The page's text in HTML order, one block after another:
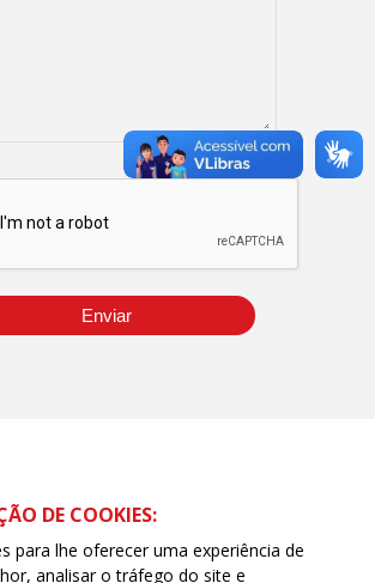
Enviar
DE COOKIES:
para lhe oferecer uma experiência de
analisar o tráfego do site e